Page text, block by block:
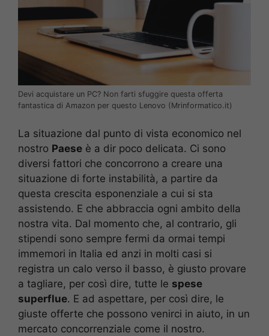
Devi acquistare un PC? Non farti sfuggire questa offerta
fantastica di Amazon per questo Lenovo (Mrinformatico.it)
La situazione dal punto di vista economico nel
nostro Paese è a dir poco delicata. Ci sono
diversi fattori che concorrono a creare una
situazione di forte instabilità, a partire da
questa crescita esponenziale a cui si sta
assistendo. E che abbraccia ogni ambito della
nostra vita. Dal momento che, al contrario, gli
stipendi sono sempre fermi da ormai tempi
immemori in Italia ed anzi in molti casi si
registra un calo verso il basso, è giusto provare
a tagliare, per così dire, tutte le spese
superflue. E ad aspettare, per così dire, le
giuste offerte che possono venirci in aiuto, in un
mercato concorrenziale come il nostro.